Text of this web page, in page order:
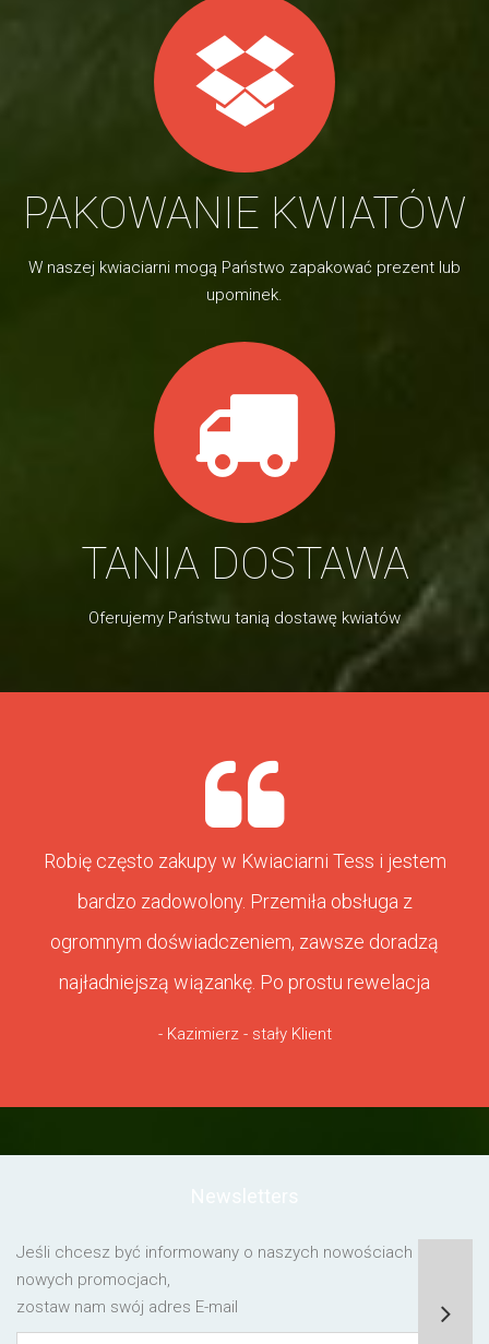
PAKOWANIE KWIATÓW
W naszej kwiaciarni mogą Państwo zapakować prezent lub
upominek.
TANIA DOSTAWA
Oferujemy Państwu tanią dostawę kwiatów
Robię często zakupy w Kwiaciarni Tess i jestem
bardzo zadowolony. Przemiła obsługa z
ogromnym doświadczeniem, zawsze doradzą
najładniejszą wiązankę. Po prostu rewelacja
- Kazimierz - stały Klient
Jeśli chcesz być informowany o naszych nowościach lub o
nowych promocjach,
zostaw nam swój adres E-mail